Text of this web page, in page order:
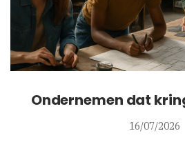
Ondernemen dat
16/07/2026